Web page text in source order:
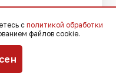
встретился
России
обсудить,
с политикой обработки
файлов cookie.